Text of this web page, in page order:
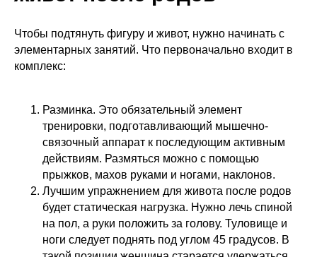
Чтобы подтянуть фигуру и живот, нужно начинать с
элементарных занятий. Что первоначально входит в
комплекс:
Разминка. Это обязательный элемент
тренировки, подготавливающий мышечно-
связочный аппарат к последующим активным
действиям. Размяться можно с помощью
прыжков, махов руками и ногами, наклонов.
Лучшим упражнением для живота после родов
будет статическая нагрузка. Нужно лечь спиной
на пол, а руки положить за голову. Туловище и
ноги следует поднять под углом 45 градусов. В